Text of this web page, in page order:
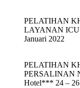
PELATIHAN
LAYANAN
Januari 2022
PELATIHAN
PERSALINAN
Hotel*** 24 – 26